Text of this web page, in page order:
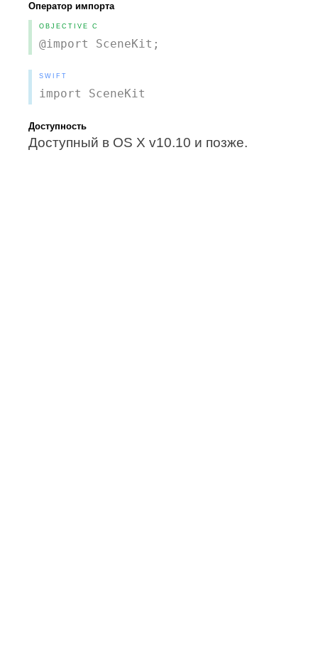
Оператор импорта
OBJECTIVE C
@import SceneKit;
SWIFT
import SceneKit
Доступность
Доступный в OS X v10.10 и позже.